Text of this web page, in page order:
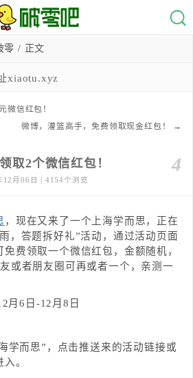
零 / 正文
xiaotu.xyz
微信红包！
微博，灌篮高手，免费领取现金红包！
→
4
取2个微信红包！
12月06日 | 4154个浏览
，现在又来了一个上海学而思，正在
，答题拆好礼”活动，通过活动页面
费领取一个微信红包，金额随机，
或者朋友圈可再或者一个，亲测一
月6日-12月8日
学而思”，点击推送来的活动链接或
。